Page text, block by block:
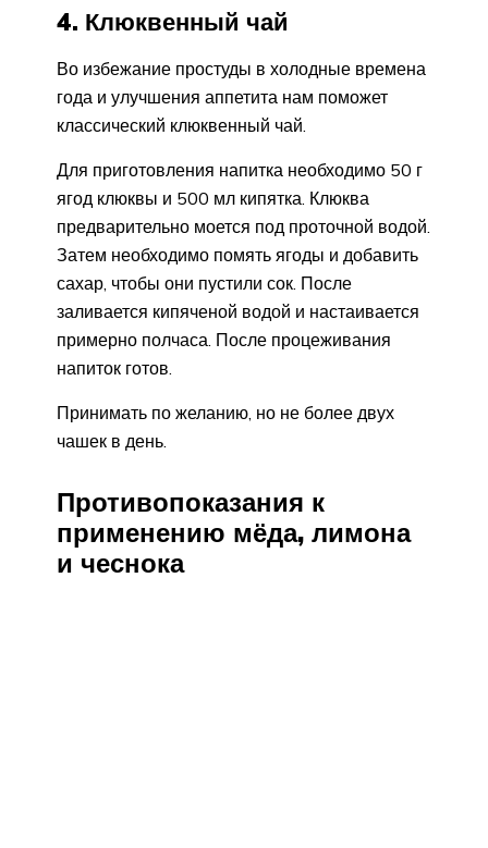
4. Клюквенный чай
Во избежание простуды в холодные времена
года и улучшения аппетита нам поможет
классический клюквенный чай.
Для приготовления напитка необходимо 50 г
ягод клюквы и 500 мл кипятка. Клюква
предварительно моется под проточной водой.
Затем необходимо помять ягоды и добавить
сахар, чтобы они пустили сок. После
заливается кипяченой водой и настаивается
примерно полчаса. После процеживания
напиток готов.
Принимать по желанию, но не более двух
чашек в день.
Противопоказания к
применению мёда, лимона
и чеснока